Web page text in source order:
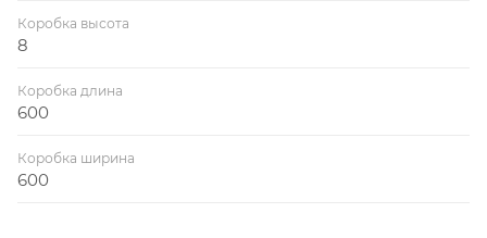
Коробка высота
8
Коробка длина
600
Коробка ширина
600